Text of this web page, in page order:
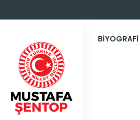
BİYOGRAFİ